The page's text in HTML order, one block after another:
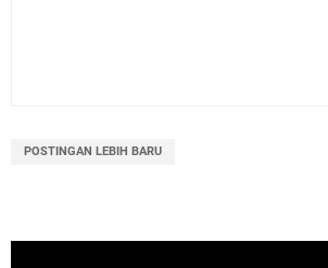
POSTINGAN LEBIH BARU